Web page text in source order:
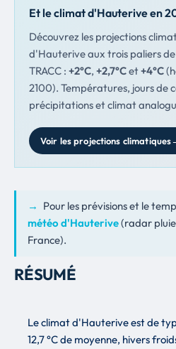
Et le climat d'Hauterive en
Découvrez les projections
d'Hauterive aux trois paliers
TRACC : +2°C, +2,7°Cet+4°C
2100). Températures, jours de
précipitations et climat
Voir les projections climatiques
→ Pour les prévisions et le
météo d'Hauterive(radar
France).
RÉSUMÉ
Le climat d'Hauterive est de
12,7 °C de moyenne, hivers